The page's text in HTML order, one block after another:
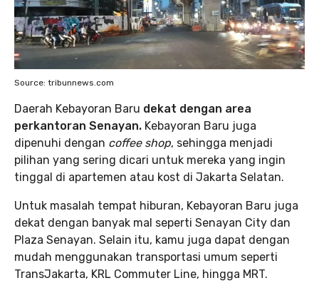
Source: tribunnews.com
Daerah Kebayoran Baru dekat dengan area
perkantoran Senayan. Kebayoran Baru juga
dipenuhi dengan coffee shop, sehingga menjadi
pilihan yang sering dicari untuk mereka yang ingin
tinggal di apartemen atau kost di Jakarta Selatan.
Untuk masalah tempat hiburan, Kebayoran Baru juga
dekat dengan banyak mal seperti Senayan City dan
Plaza Senayan. Selain itu, kamu juga dapat dengan
mudah menggunakan transportasi umum seperti
TransJakarta, KRL Commuter Line, hingga MRT.